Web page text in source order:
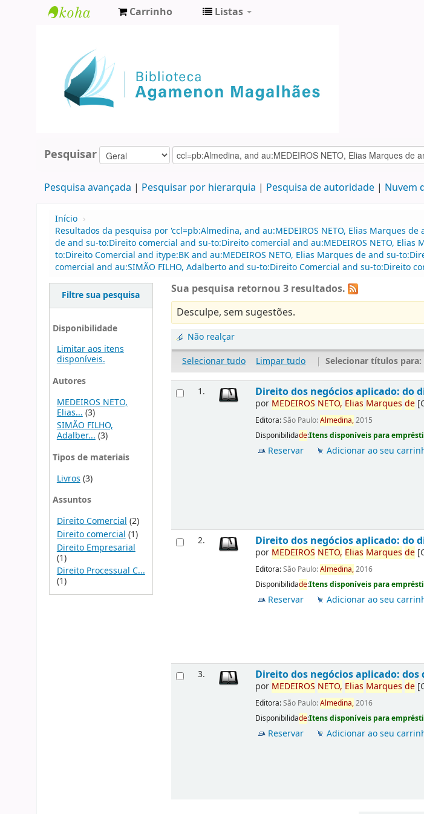
Agamenon
Magalhães
Carrinho Listas
Pesquisar
Pesquisa avançada Pesquisar por hierarquia Pesquisa de autoridade Nuvem
Início ›
Resultados da pesquisa por 'ccl=pb:Almedina, and au:MEDEIROS NETO, Elias Marques
de and su-to:Direito comercial and su-to:Direito comercial and au:MEDEIROS NETO,
to:Direito Comercial and itype:BK and au:MEDEIROS NETO, Elias Marques de and su-
comercial and au:SIMÃO FILHO, Adalberto and su-to:Direito Comercial and su-to:Direito
Filtre sua pesquisa
Disponibilidade
Limitar aos itens
disponíveis.
Autores
MEDEIROS NETO,
Elias... (3)
SIMÃO FILHO,
Adalber...(3)
Tipos de materiais
Livros (3)
Assuntos
Direito Comercial (2)
Direito comercial (1)
Direito Empresarial
(1)
Direito Processual C...
(1)
Sua pesquisa retornou 3 resultados.
Desculpe, sem sugestões.
Não realçar
Selecionar tudo
Limpar tudo | Selecionar títulos para:
1. Direito dos negócios aplicado: do
por MEDEIROS NETO, Elias Marques de
Editora:São Paulo:Almedina,2015
Disponibilidade:Itens disponíveis para
Reservar Adicionar ao seu
2. Direito dos negócios aplicado: do
por MEDEIROS NETO, Elias Marques de
Editora:São Paulo:Almedina,2016
Disponibilidade:Itens disponíveis para
Reservar Adicionar ao seu
3. Direito dos negócios aplicado:
por MEDEIROS NETO, Elias Marques de
Editora:São Paulo:Almedina,2016
Disponibilidade:Itens disponíveis para
Reservar Adicionar ao seu